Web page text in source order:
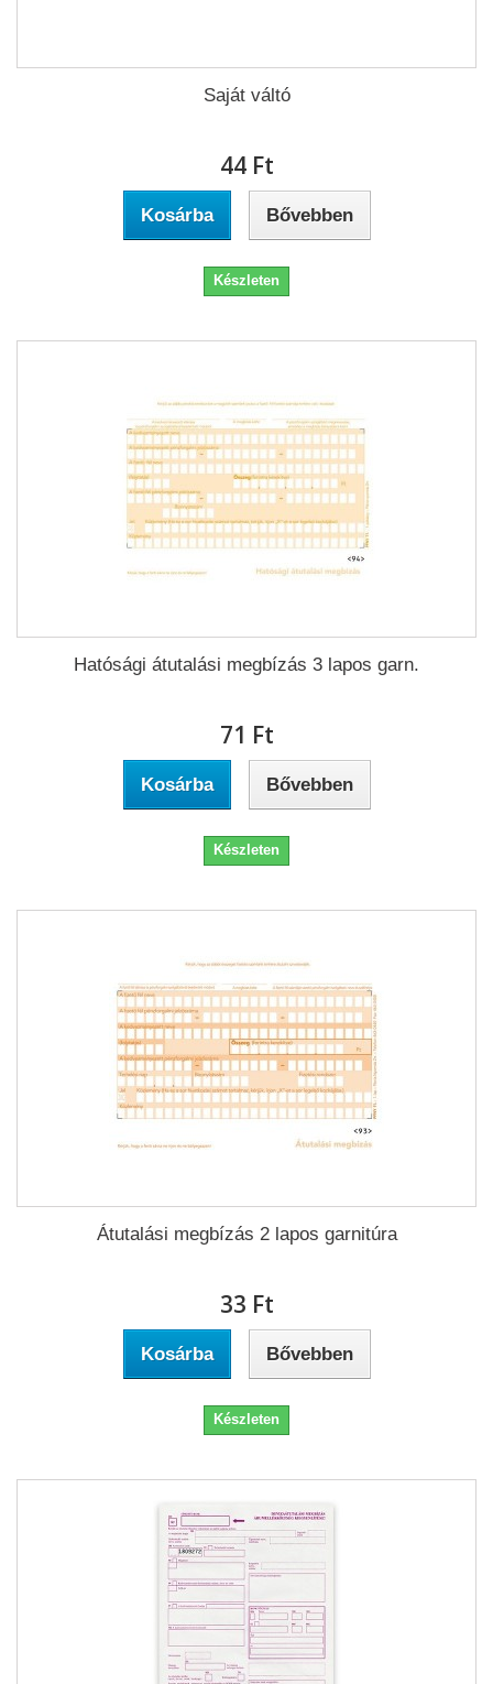
Saját váltó
44 Ft‎
Kosárba Bővebben
Készleten
Hatósági átutalási megbízás 3 lapos garn.
71 Ft‎
Kosárba Bővebben
Készleten
Átutalási megbízás 2 lapos garnitúra
33 Ft‎
Kosárba Bővebben
Készleten